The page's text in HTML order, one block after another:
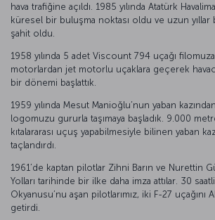
hava trafiğine açıldı. 1985 yılında Atatürk
küresel bir buluşma noktası oldu ve uzun
şahit oldu.
1958 yılında 5 adet Viscount 794 uçağı
motorlardan jet motorlu uçaklara geçerek
bir dönemi başlattık.
1959 yılında Mesut Manioğlu’nun yaban
logomuzu gururla taşımaya başladık. 9.000
kıtalararası uçuş yapabilmesiyle bilinen yaban
taçlandırdı.
1961’de kaptan pilotlar Zihni Barın ve Nurettin
Yolları tarihinde bir ilke daha imza attılar. 30
Okyanusu’nu aşan pilotlarımız, iki F-27 uçağını
getirdi.